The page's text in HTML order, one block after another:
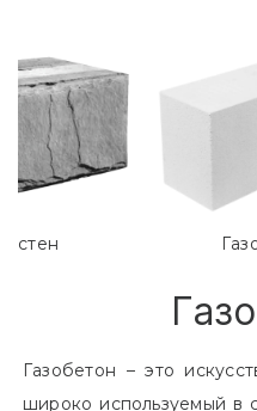
Газобетон – это
широко используемый в